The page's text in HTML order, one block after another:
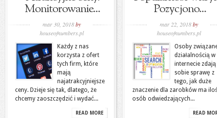
Monitorowanie...
mar 30, 2018by
houseofnumbers.pl
Każdy z nas
korzysta z ofert
tych firm, które
mają
najatrakcyjniejsze
ceny. Dzieje się tak, dlatego, że
chcemy zaoszczędzić i wydać...
READ MORE
Pozycjono...
mar 22, 2018by
houseofnumbers.pl
Osoby
działalnością w
internecie zdają
sobie sprawę z
tego, jak duże
znaczenie dla zarobków ma
osób odwiedzających...
READ